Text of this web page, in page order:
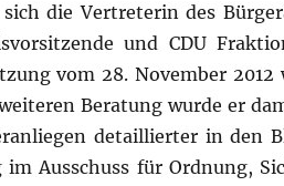
die Vertreterin des
und CDU
vom 28. November
Beratung wurde er
detaillierter in den
Ausschuss für Ordnung,